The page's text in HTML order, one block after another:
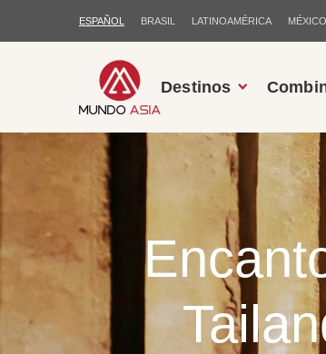
ESPAÑOL BRASIL LATINOAMÉRICA MÉXICO
Destinos